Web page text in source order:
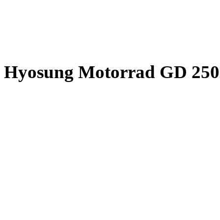
Hyosung Motorrad GD